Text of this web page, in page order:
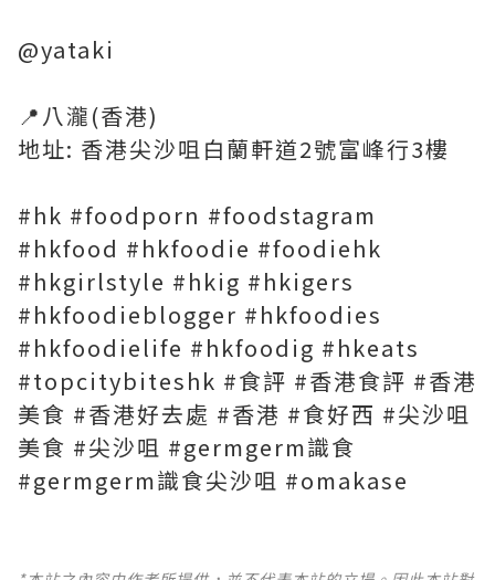
@yataki
📍八瀧(香港)
地址: 香港尖沙咀白蘭軒道2號富峰行3樓
#hk #foodporn #foodstagram
#hkfood #hkfoodie #foodiehk
#hkgirlstyle #hkig #hkigers
#hkfoodieblogger #hkfoodies
#hkfoodielife #hkfoodig #hkeats
#topcitybiteshk #食評 #香港食評 #香港
美食 #香港好去處 #香港 #食好西 #尖沙咀
美食 #尖沙咀 #germgerm識食
#germgerm識食尖沙咀 #omakase